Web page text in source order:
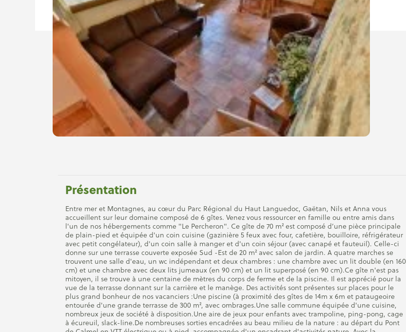
Présentation
Entre mer et Montagnes, au cœur du Parc Régional du Haut Languedoc, Gaëtan, Nils et Anna vous
accueillent sur leur domaine composé de 6 gîtes. Venez vous ressourcer en famille ou entre amis dans
l'un de nos hébergements comme "Le Percheron". Ce gîte de 70 m² est composé d’une pièce principale
de plain-pied et équipée d'un coin cuisine (gazinière 5 feux avec four, cafetière, bouilloire, réfrigérateur
avec petit congélateur), d'un coin salle à manger et d'un coin séjour (avec canapé et fauteuil). Celle-ci
donne sur une terrasse couverte exposée Sud -Est de 20 m² avec salon de jardin. A quatre marches se
trouvent une salle d'eau, un wc indépendant et deux chambres : une chambre avec un lit double (en 160
cm) et une chambre avec deux lits jumeaux (en 90 cm) et un lit superposé (en 90 cm).Ce gîte n'est pas
mitoyen, il se trouve à une centaine de mètres du corps de ferme et de la piscine. Il est apprécié pour la
vue de la terrasse donnant sur la carrière et le manège. Des activités sont présentes sur places pour le
plus grand bonheur de nos vacanciers :Une piscine (à proximité des gîtes de 14m x 6m et pataugeoire
entourée d'une grande terrasse de 300 m², avec ombrages.Une salle commune équipée d'une cuisine,
nombreux jeux de société à disposition.Une aire de jeux pour enfants avec trampoline, ping-pong, cage
à écureuil, slack-line.De nombreuses sorties encadrées au beau milieu de la nature : au départ du Pont